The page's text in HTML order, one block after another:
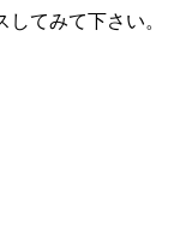
てみて下さい。